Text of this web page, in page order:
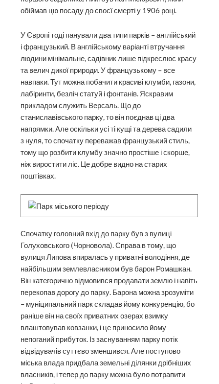
обіймав цю посаду до своєї смерті у 1906 році.
У Європі тоді панували два типи парків – англійський
і французький. В англійському варіанті втручання
людини мінімальне, садівник лише підкреслює красу
та велич дикої природи. У французькому – все
навпаки. Тут можна побачити красиві клумби, газони,
лабіринти, безліч статуй і фонтанів. Яскравим
прикладом служить Версаль. Що до
станиславівського парку, то він поєднав ці два
напрямки. Але оскільки усі ті кущі та дерева садили
з нуля, то спочатку переважав французький стиль,
тому що розбити клумбу значно простіше і скорше,
ніж виростити ліс. Це добре видно на старих
поштівках.
Спочатку головний вхід до парку був з вулиці
Голуховського (Чорновола). Справа в тому, що
вулиця Липова впиралась у приватні володіння, де
найбільшим землевласником був барон Ромаш­кан.
Він категорично відмовився продавати землю і навіть
перекопав дорогу до парку. Барона можна зрозуміти
– муніципальний парк складав йому конкуренцію, бо
раніше він на своїх приватних озерах взимку
влаштовував ковзанки, і це приносило йому
непоганий прибуток. Із заснуванням парку потік
відвідувачів суттєво зменшився. Але поступово
міська влада придбала земельні ділянки дрібніших
власників, і тепер до парку можна було потрапити